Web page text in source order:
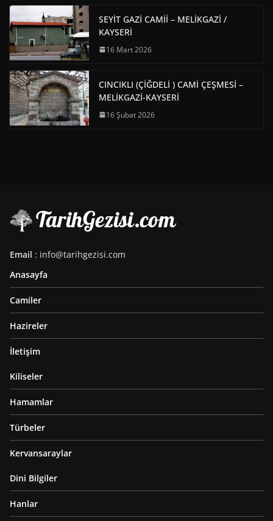
SEYİT GAZİ CAMİİ – MELİKGAZİ /
KAYSERİ
16 Mart 2026
CINCIKLI (ÇİĞDELİ ) CAMİ ÇEŞMESİ –
MELİKGAZİ-KAYSERİ
16 Şubat 2026
Email : info@tarihgezisi.com
Anasayfa
Camiler
Hazireler
İletişim
Kiliseler
Hamamlar
Türbeler
Kervansaraylar
Dini Bilgiler
Hanlar